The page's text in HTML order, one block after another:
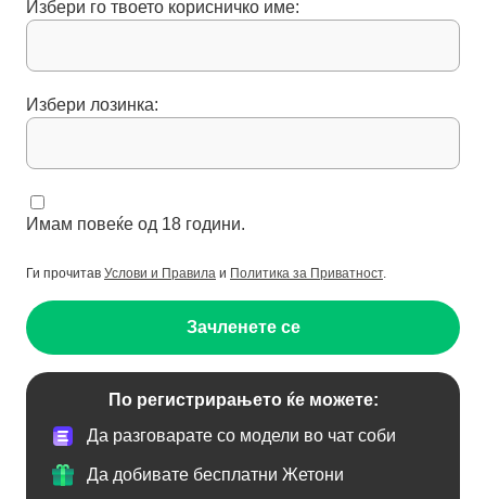
Избери го твоето корисничко име:
Избери лозинка:
Имам повеќе од 18 години.
Ги прочитав Услови и Правила и Политика за Приватност.
Зачленете се
По регистрирањето ќе можете:
Да разговарате со модели во чат соби
Да добивате бесплатни Жетони